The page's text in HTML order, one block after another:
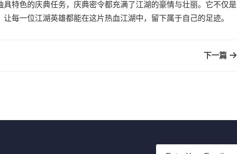
特色的庆典任务，庆典密令都充满了江湖的豪情与壮丽。它不仅是
每一位江湖英雄都能在这片热血江湖中，留下属于自己的足迹。
下一篇